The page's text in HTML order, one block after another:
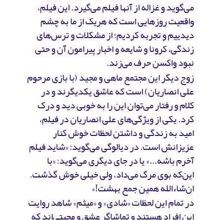
می‌گوید و غزاله از آنها فیلم می‌گیرد. این فیلم،
واقعیت روزهایی است که هریک از ما به چشم
دیدییم و تجربه کردیم؛ از مشکلات و ترس‌های
زندگی، کرونا و شایعه و اخبار پیرامون آن و حتی
نبود واکسن حرف می‌زند.
زوج دیگر این مجتمع ماهی و مجید (با بازی مرحوم
علی انصاریان) است که عاشق یکدیگرند و در
کلام و رفتار می‌توان این را به خوبی دید و درک
کرد. یکی از ویژگی‌های علی انصاریان در فیلم،
امید به زندگی و داشتن لحظات خوش کنار
عزیزانش است. در دیالوگی می‌گوید: «شاید فیلم
آخرم باشه...» یا در جای دیگری می‌گوید: «با
این‌که بوی مرگ می‌داد، ولی خیلی خوش گذشت.
ان‌شاء‌الله همین جمع بهشت!»
در تمام این لحظات «شادی» و «میثم» شاهد روایت
این افراد هستند و تماشاگر عشق و محبتی‌اند که